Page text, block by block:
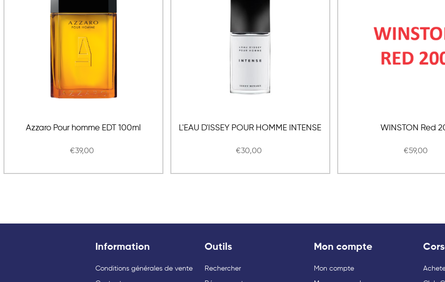
Azzaro Pour homme EDT 100ml
€39,00
L'EAU D'ISSEY POUR HOMME INTENSE
€30,00
WINSTON Red
€59,00
Information
Conditions générales de vente
Outils
Rechercher
Mon compte
Mon compte